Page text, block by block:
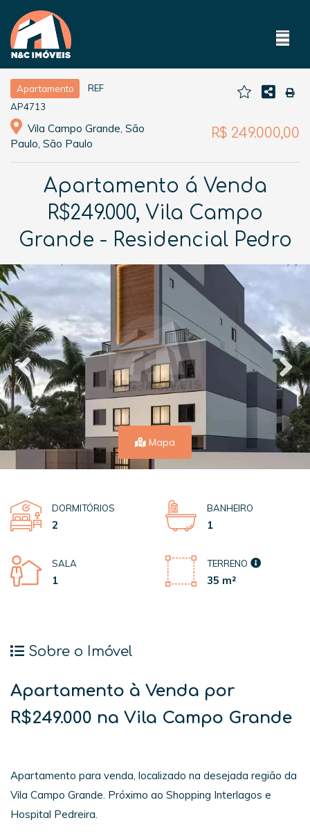
Apartamento
REF
AP4713
Vila Campo Grande, São
Paulo, São Paulo
R$ 249.000,00
Apartamento á Venda
R$249.000, Vila Campo
Grande - Residencial Pedro
Mapa
DORMITÓRIOS
2
BANHEIRO
1
SALA
1
TERRENO
35 m²
Sobre o Imóvel
Apartamento à Venda por
R$249.000 na Vila Campo Grande
Apartamento para venda, localizado na desejada região da
Vila Campo Grande. Próximo ao Shopping Interlagos e
Hospital Pedreira.